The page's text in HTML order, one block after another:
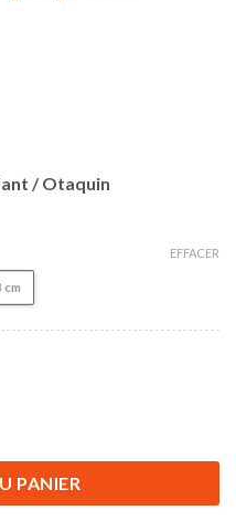
/ Otaquin
cm
EFFACER
PANIER